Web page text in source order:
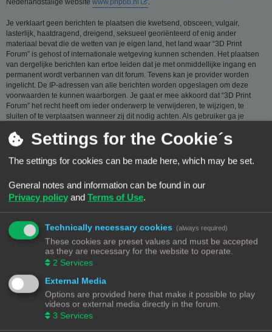
Je verklaart geen berichten te plaatsen die kwetsend, obsceen, vulgair,
lasterlijk, haatdragend, dreigend, seksueel georiënteerd of enig ander
materiaal bevat die de wetten van je eigen land, het land waar “3D Print
Forum” is gehost of internationale wetgeving kunnen schenden. Het plaatsen
van dergelijke berichten kan ertoe leiden dat je met onmiddellijke ingang en
permanent wordt verbannen van dit forum. Tevens kan je provider worden
ingelicht. De IP-adressen van alle berichten worden opgeslagen om deze
voorwaarden te kunnen waarborgen. Je gaat er mee akkoord dat “3D Print
Forum” het recht heeft om ieder onderwerp te verwijderen, te wijzigen, te
sluiten of te verplaatsen wanneer zij dit nodig achten. Als gebruiker ga je
een database. Hoewel deze informatie niet aan een derde partij zal worden
verstrekt zónder je toestemming, kan “3D Print Forum” nóch phpBB
verantwoordelijk worden gehouden voor een hackpoging die ertoe kan leiden
dat de gegevens vrijkomen.
Je gaat akkoord met de regels die zijn samengesteld door de beheerders van
dit forum.: Bekijk de regels van dit Forum
Privacybeleid
Deze website is eigendom van de beheerder van 3Dprintforum.eu
Contactgegevens:
Zie contact link
Inzamelen van informatie - Privacy en gegevensbescherming
De meeste informatie op deze website is beschikbaar zonder dat er
persoonsgegevens moeten worden verstrekt. Wanneer de gebruiker toch om
persoonlijke informatie gevraagd wordt, zal deze informatie enkel gebruikt
Settings for the Cookie´s
The settings for cookies can be made here, which may be set.
General notes and information can be found in our
Privacy policy and Terms of Use.
Technically necessary cookies (always required)
These cookies are preset values and must be accepted
as they are necessary for the website to operate.
2 Services
External Media
Options are provided here that make it possible to play
videos or external media directly in the forum.
3 Services